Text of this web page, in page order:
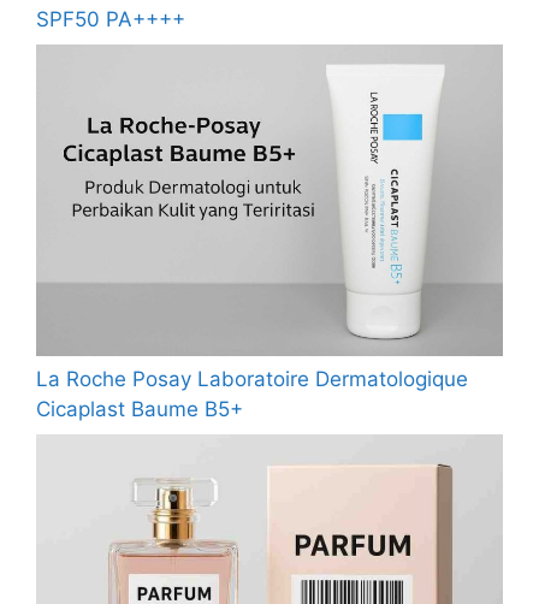
SPF50 PA++++
La Roche Posay Laboratoire Dermatologique
Cicaplast Baume B5+